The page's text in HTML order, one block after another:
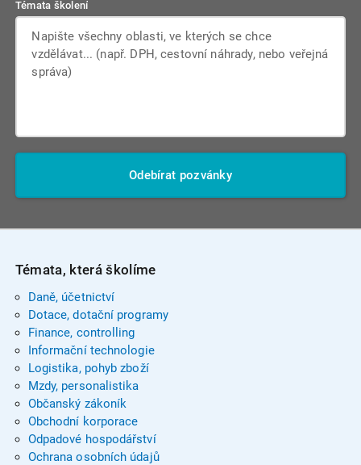
Témata školení
Odebírat pozvánky
Témata, která školíme
Daně, účetnictví
Dotace, dotační programy
Finance, controlling
Informační technologie
Logistika, pohyb zboží
Mzdy, personalistika
Občanský zákoník
Obchodní korporace
Odpadové hospodářství
Ochrana osobních údajů